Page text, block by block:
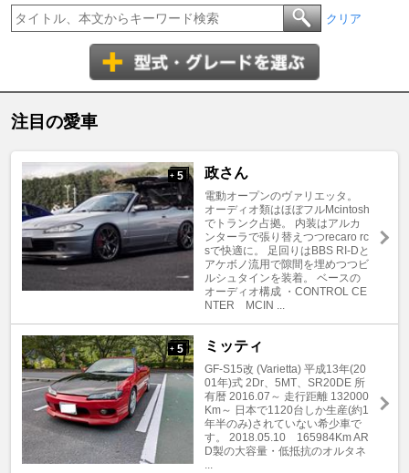
クリア
注目の愛車
+ 5 政さん
電動オープンのヴァリエッタ。
オーディオ類はほぼフルMcintosh
でトランク占拠。 内装はアルカ
ンターラで張り替えつつrecaro rc
sで快適に。 足回りはBBS RI-Dと
アケボノ流用で隙間を埋めつつビ
ルシュタインを装着。 ベースの
オーディオ構成 ・CONTROL CE
NTER MCIN ...
+ 5 ミッティ
GF-S15改 (Varietta) 平成13年(20
01年)式 2Dr、5MT、SR20DE 所
有暦 2016.07～ 走行距離 132000
Km～ 日本で1120台しか生産(約1
年半のみ)されていない希少車で
す。 2018.05.10 165984Km AR
D製の大容量・低抵抗のオルタネ
...